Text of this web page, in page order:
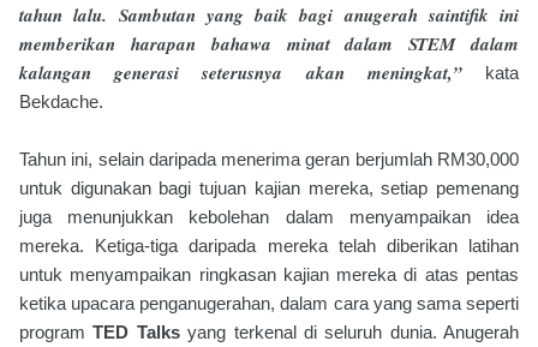
tahun lalu. Sambutan yang baik bagi anugerah saintifik ini
memberikan harapan bahawa minat dalam STEM dalam
kalangan generasi seterusnya akan meningkat,”kata
Bekdache.
Tahun ini, selain daripada menerima geran berjumlah RM30,000
untuk digunakan bagi tujuan kajian mereka, setiap pemenang
juga menunjukkan kebolehan dalam menyampaikan idea
mereka. Ketiga-tiga daripada mereka telah diberikan latihan
untuk menyampaikan ringkasan kajian mereka di atas pentas
ketika upacara penganugerahan, dalam cara yang sama seperti
programTED Talksyang terkenal di seluruh dunia. Anugerah